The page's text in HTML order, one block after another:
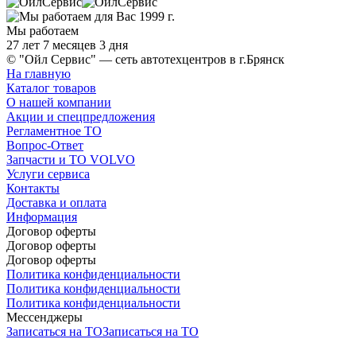
Мы работаем
27 лет 7 месяцев 3 дня
© "Ойл Сервис" — сеть автотехцентров в г.Брянск
На главную
Каталог товаров
О нашей компании
Акции и спецпредложения
Регламентное ТО
Вопрос-Ответ
Запчасти и ТО VOLVO
Услуги сервиса
Контакты
Доставка и оплата
Информация
Договор оферты
Договор оферты
Договор оферты
Политика конфиденциальности
Политика конфиденциальности
Политика конфиденциальности
Мессенджеры
Записаться на ТОЗаписаться на ТО